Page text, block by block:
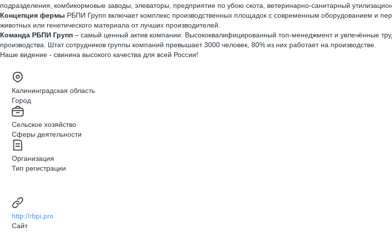
подразделения, комбикормовые заводы, элеваторы, предприятие по убою скота, ветеринарно-санитарный
Концепция фермы РБПИ Групп включает комплекс производственных площадок с современным оборудованием и
животных или генетического материала от лучших производителей.
Команда РБПИ Групп – самый ценный актив компании. Высококвалифицированный топ-менеджмент и увлечённые
производства. Штат сотрудников группы компаний превышает 3000 человек, 80% из них работает на производстве.
Наше видение - свинина высокого качества для всей России!
Калининградская область
Город
Сельское хозяйство
Сферы деятельности
Организация
Тип регистрации
http://rbpi.pro
Сайт